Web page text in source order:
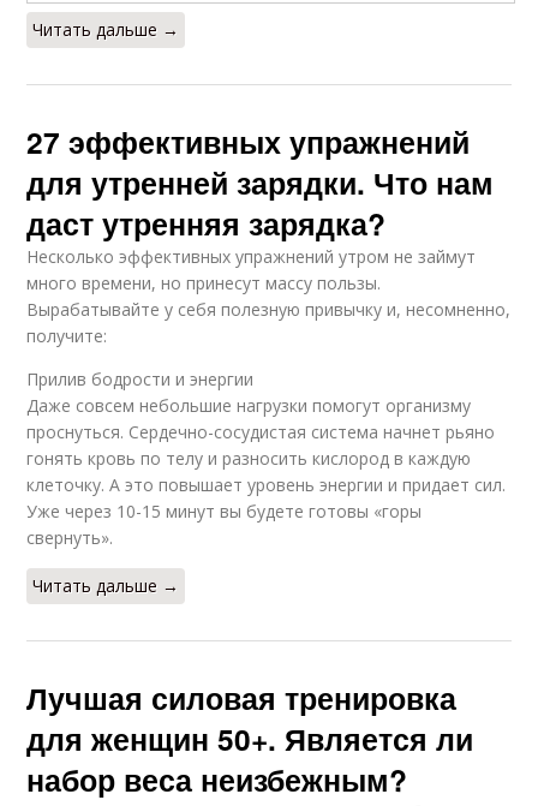
Читать дальше →
27 эффективных упражнений
для утренней зарядки. Что нам
даст утренняя зарядка?
Несколько эффективных упражнений утром не займут
много времени, но принесут массу пользы.
Вырабатывайте у себя полезную привычку и, несомненно,
получите:
Прилив бодрости и энергии
Даже совсем небольшие нагрузки помогут организму
проснуться. Сердечно-сосудистая система начнет рьяно
гонять кровь по телу и разносить кислород в каждую
клеточку. А это повышает уровень энергии и придает сил.
Уже через 10-15 минут вы будете готовы «горы
свернуть».
Читать дальше →
Лучшая силовая тренировка
для женщин 50+. Является ли
набор веса неизбежным?